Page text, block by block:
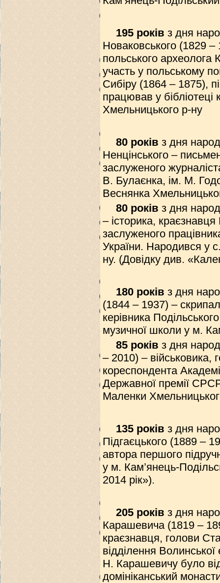
195 років з дня
Новаковського (1829 –
польського археолога
участь у польському
Сибіру (1864 – 1875),
працював у бібліотеці
Хмельницького р-ну
80 років з дня
Ненцінського –
заслуженого
В. Булаєнка, ім. М.
Веснянка
80 років з дня
– історика,
заслуженого
України. Народився у
ну. (Довідку див.
180 років з дня
(1844 – 1937) –
керівника
музичної школи у м.
85 років з дня
– 2010) –
кореспондента
Державної премії
Маленки
135 років з дня
Підгаєцького (1889 –
автора першого
у м. Кам’янець-
2014 рік»).
205 років з дня
Карашевича (1819 –
краєзнавця, голови
відділення
Н. Карашевичу було
домініканський